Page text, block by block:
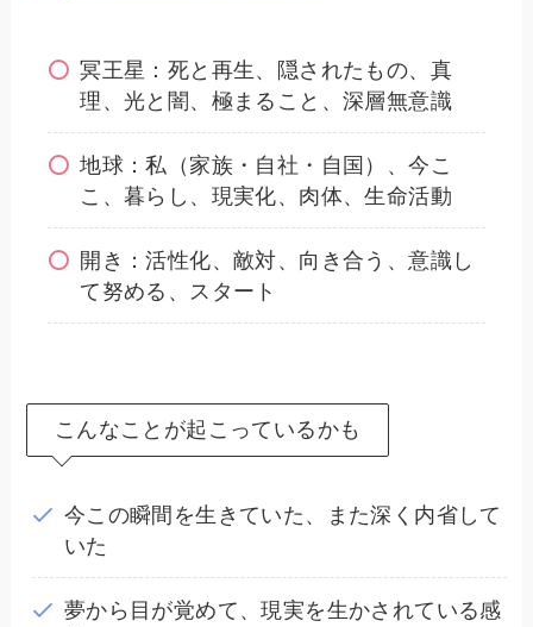
冥王星：死と再生、隠されたもの、真
理、光と闇、極まること、深層無意識
地球：私（家族・自社・自国）、今こ
こ、暮らし、現実化、肉体、生命活動
開き：活性化、敵対、向き合う、意識し
て努める、スタート
こんなことが起こっているかも
今この瞬間を生きていた、また深く内省して
いた
夢から目が覚めて、現実を生かされている感